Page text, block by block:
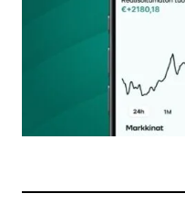
Nimesi tai
Sähköpostiosoitteesi
Tilaa